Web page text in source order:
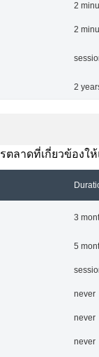
2
2
2
ลาดที่เกี่ยวข้องใ
3
5
never
never
never